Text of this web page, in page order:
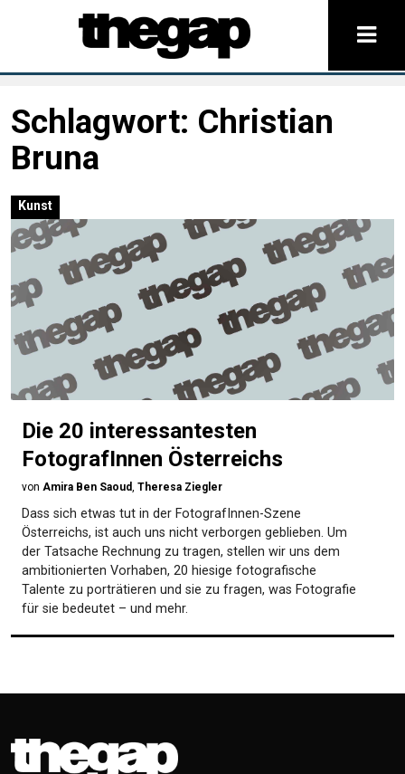
Schlagwort: Christian
Bruna
Kunst
Die 20 interessantesten
FotografInnen Österreichs
von Amira Ben Saoud, Theresa Ziegler
Dass sich etwas tut in der FotografInnen-Szene
Österreichs, ist auch uns nicht verborgen geblieben. Um
der Tatsache Rechnung zu tragen, stellen wir uns dem
ambitionierten Vorhaben, 20 hiesige fotografische
Talente zu porträtieren und sie zu fragen, was Fotografie
für sie bedeutet – und mehr.